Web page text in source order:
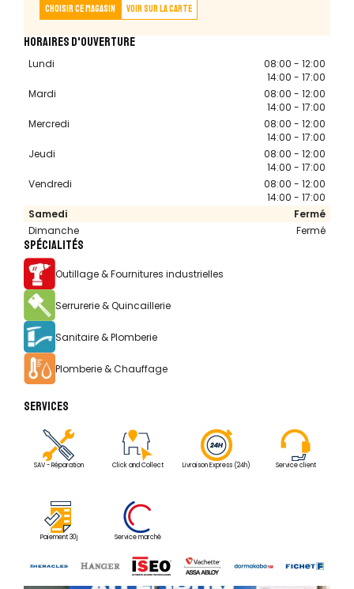
Choisir ce magasin Voir sur la carte
HORAIRES D'OUVERTURE
Lundi
08:00 - 12:00
14:00 - 17:00
Mardi
08:00 - 12:00
14:00 - 17:00
Mercredi
08:00 - 12:00
14:00 - 17:00
Jeudi
08:00 - 12:00
14:00 - 17:00
Vendredi
08:00 - 12:00
14:00 - 17:00
Samedi
Fermé
Dimanche
Fermé
SPÉCIALITÉS
Outillage & Fournitures industrielles
Serrurerie & Quincaillerie
Sanitaire & Plomberie
Plomberie & Chauffage
SERVICES
SAV - Réparation Click and Collect Livraison Express (24h) Service client
Paiement 30j Service marché